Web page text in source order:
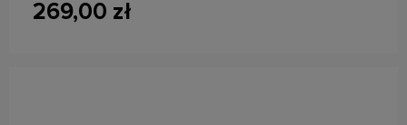
269,00 zł